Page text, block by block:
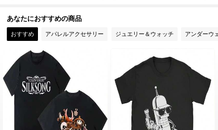
あなたにおすすめの商品
おすすめ アパレルアクセサリー ジュエリー＆ウォッチ アンダーウ